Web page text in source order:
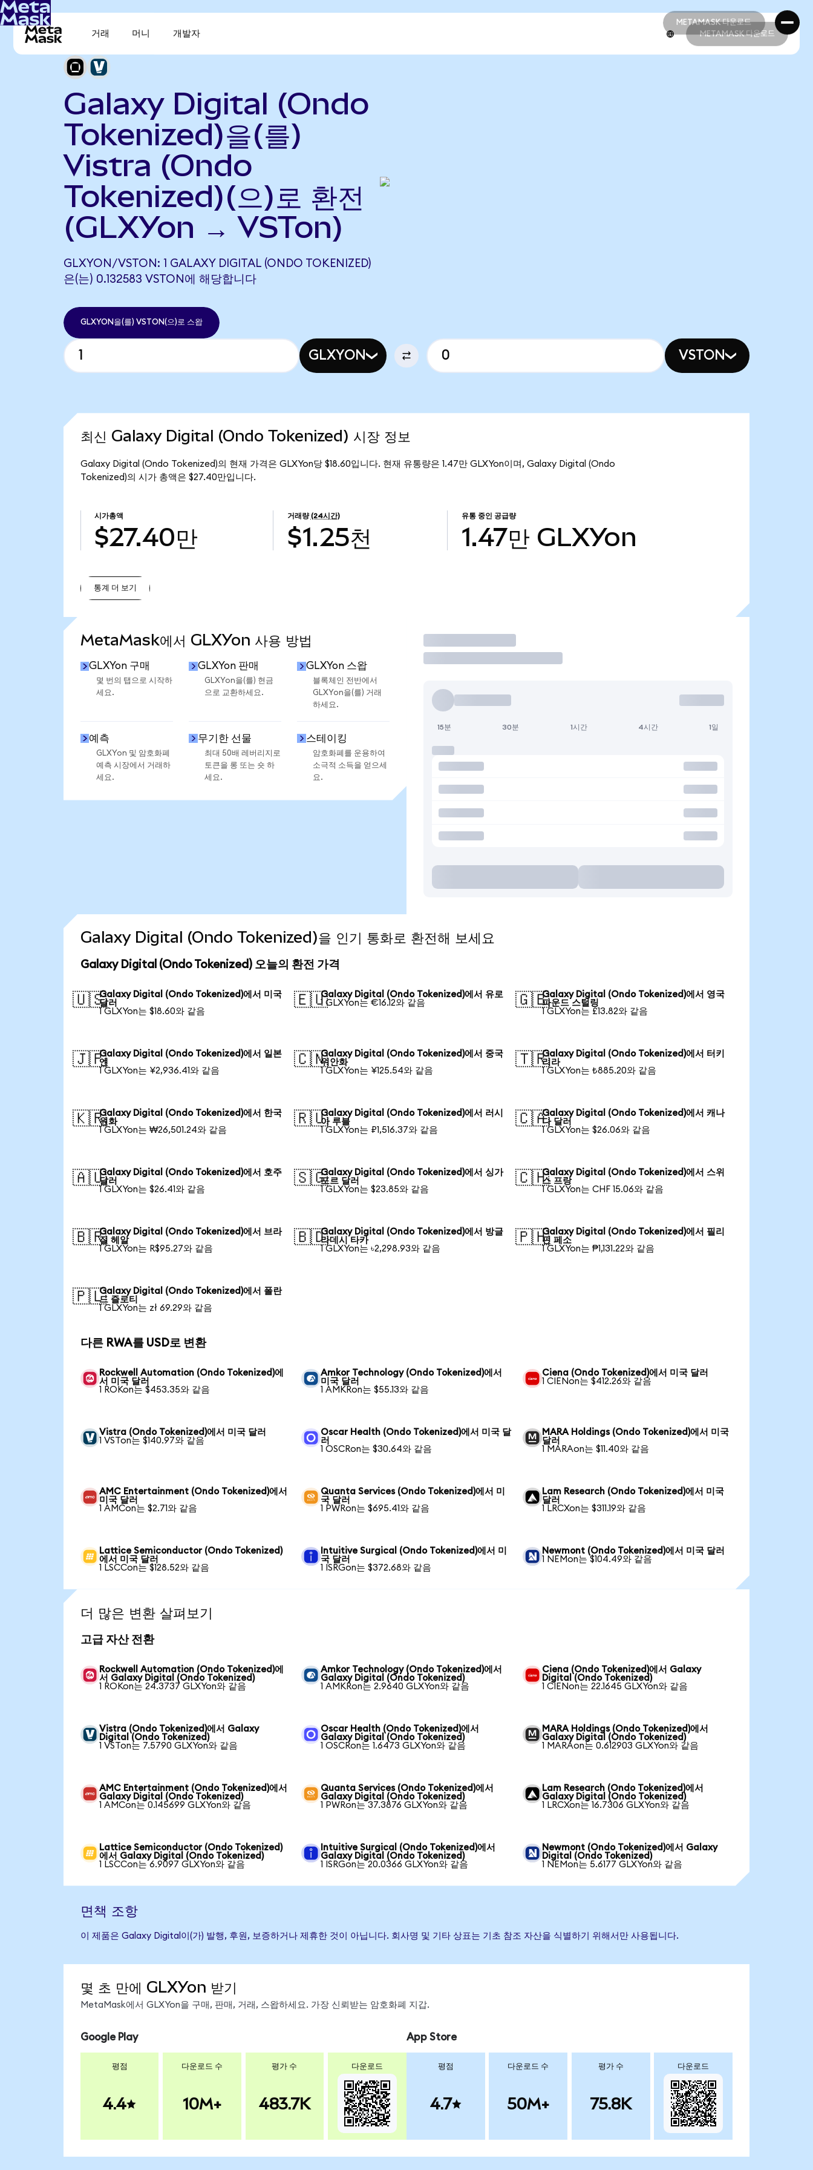
METAMASK 다운로드
METAMASK 다운로드
거래 머니 개발자 METAMASK 다운로드
Galaxy Digital (Ondo
Tokenized)을(를)
Vistra (Ondo
Tokenized)(으)로 환전
(GLXYon → VSTon)
GLXYON/VSTON: 1 GALAXY DIGITAL (ONDO TOKENIZED)
은(는) 0.132583 VSTON에 해당합니다
GLXYON을(를) VSTON(으)로 스왑
GLXYON VSTON
최신 Galaxy Digital (Ondo Tokenized) 시장 정보
Galaxy Digital (Ondo Tokenized)의 현재 가격은 GLXYon당 $18.60입니다. 현재 유통량은 1.47만 GLXYon이며, Galaxy Digital (Ondo
Tokenized)의 시가 총액은 $27.40만입니다.
시가총액
$27.40만
거래량 (24시간)
$1.25천
유통 중인 공급량
1.47만 GLXYon
통계 더 보기
MetaMask에서 GLXYon 사용 방법
GLXYon 구매
몇 번의 탭으로 시작하
세요.
GLXYon 판매
GLXYon을(를) 현금
으로 교환하세요.
GLXYon 스왑
블록체인 전반에서
GLXYon을(를) 거래
하세요.
예측
GLXYon 및 암호화폐
예측 시장에서 거래하
세요.
무기한 선물
최대 50배 레버리지로
토큰을 롱 또는 숏 하
세요.
스테이킹
암호화폐를 운용하여
소극적 소득을 얻으세
요.
거래
15분 30분 1시간 4시간 1일
Galaxy Digital (Ondo Tokenized)을 인기 통화로 환전해 보세요
Galaxy Digital (Ondo Tokenized) 오늘의 환전 가격
🇺🇸Galaxy Digital (Ondo Tokenized)에서 미국
달러
1 GLXYon는 $18.60와 같음
🇪🇺Galaxy Digital (Ondo Tokenized)에서 유로
1 GLXYon는 €16.12와 같음
🇬🇧Galaxy Digital (Ondo Tokenized)에서 영국
파운드 스털링
1 GLXYon는 £13.82와 같음
🇯🇵Galaxy Digital (Ondo Tokenized)에서 일본
엔
1 GLXYon는 ¥2,936.41와 같음
🇨🇳Galaxy Digital (Ondo Tokenized)에서 중국
위안화
1 GLXYon는 ¥125.54와 같음
🇹🇷Galaxy Digital (Ondo Tokenized)에서 터키
리라
1 GLXYon는 ₺885.20와 같음
🇰🇷Galaxy Digital (Ondo Tokenized)에서 한국
원화
1 GLXYon는 ₩26,501.24와 같음
🇷🇺Galaxy Digital (Ondo Tokenized)에서 러시
아 루블
1 GLXYon는 ₽1,516.37와 같음
🇨🇦Galaxy Digital (Ondo Tokenized)에서 캐나
다 달러
1 GLXYon는 $26.06와 같음
🇦🇺Galaxy Digital (Ondo Tokenized)에서 호주
달러
1 GLXYon는 $26.41와 같음
🇸🇬Galaxy Digital (Ondo Tokenized)에서 싱가
포르 달러
1 GLXYon는 $23.85와 같음
🇨🇭Galaxy Digital (Ondo Tokenized)에서 스위
스 프랑
1 GLXYon는 CHF 15.06와 같음
🇧🇷Galaxy Digital (Ondo Tokenized)에서 브라
질 헤알
1 GLXYon는 R$95.27와 같음
🇧🇩Galaxy Digital (Ondo Tokenized)에서 방글
라데시 타카
1 GLXYon는 ৳2,298.93와 같음
🇵🇭Galaxy Digital (Ondo Tokenized)에서 필리
핀 페소
1 GLXYon는 ₱1,131.22와 같음
🇵🇱Galaxy Digital (Ondo Tokenized)에서 폴란
드 즐로티
1 GLXYon는 zł 69.29와 같음
다른 RWA를 USD로 변환
Rockwell Automation (Ondo Tokenized)에
서 미국 달러
1 ROKon는 $453.35와 같음
Amkor Technology (Ondo Tokenized)에서
미국 달러
1 AMKRon는 $55.13와 같음
Ciena (Ondo Tokenized)에서 미국 달러
1 CIENon는 $412.26와 같음
Vistra (Ondo Tokenized)에서 미국 달러
1 VSTon는 $140.97와 같음
Oscar Health (Ondo Tokenized)에서 미국 달
러
1 OSCRon는 $30.64와 같음
MARA Holdings (Ondo Tokenized)에서 미국
달러
1 MARAon는 $11.40와 같음
AMC Entertainment (Ondo Tokenized)에서
미국 달러
1 AMCon는 $2.71와 같음
Quanta Services (Ondo Tokenized)에서 미
국 달러
1 PWRon는 $695.41와 같음
Lam Research (Ondo Tokenized)에서 미국
달러
1 LRCXon는 $311.19와 같음
Lattice Semiconductor (Ondo Tokenized)
에서 미국 달러
1 LSCCon는 $128.52와 같음
Intuitive Surgical (Ondo Tokenized)에서 미
국 달러
1 ISRGon는 $372.68와 같음
Newmont (Ondo Tokenized)에서 미국 달러
1 NEMon는 $104.49와 같음
더 많은 변환 살펴보기
고급 자산 전환
Rockwell Automation (Ondo Tokenized)에
서 Galaxy Digital (Ondo Tokenized)
1 ROKon는 24.3737 GLXYon와 같음
Amkor Technology (Ondo Tokenized)에서
Galaxy Digital (Ondo Tokenized)
1 AMKRon는 2.9640 GLXYon와 같음
Ciena (Ondo Tokenized)에서 Galaxy
Digital (Ondo Tokenized)
1 CIENon는 22.1645 GLXYon와 같음
Vistra (Ondo Tokenized)에서 Galaxy
Digital (Ondo Tokenized)
1 VSTon는 7.5790 GLXYon와 같음
Oscar Health (Ondo Tokenized)에서
Galaxy Digital (Ondo Tokenized)
1 OSCRon는 1.6473 GLXYon와 같음
MARA Holdings (Ondo Tokenized)에서
Galaxy Digital (Ondo Tokenized)
1 MARAon는 0.612903 GLXYon와 같음
AMC Entertainment (Ondo Tokenized)에서
Galaxy Digital (Ondo Tokenized)
1 AMCon는 0.145699 GLXYon와 같음
Quanta Services (Ondo Tokenized)에서
Galaxy Digital (Ondo Tokenized)
1 PWRon는 37.3876 GLXYon와 같음
Lam Research (Ondo Tokenized)에서
Galaxy Digital (Ondo Tokenized)
1 LRCXon는 16.7306 GLXYon와 같음
Lattice Semiconductor (Ondo Tokenized)
에서 Galaxy Digital (Ondo Tokenized)
1 LSCCon는 6.9097 GLXYon와 같음
Intuitive Surgical (Ondo Tokenized)에서
Galaxy Digital (Ondo Tokenized)
1 ISRGon는 20.0366 GLXYon와 같음
Newmont (Ondo Tokenized)에서 Galaxy
Digital (Ondo Tokenized)
1 NEMon는 5.6177 GLXYon와 같음
면책 조항
이 제품은 Galaxy Digital이(가) 발행, 후원, 보증하거나 제휴한 것이 아닙니다. 회사명 및 기타 상표는 기초 참조 자산을 식별하기 위해서만 사용됩니다.
몇 초 만에 GLXYon 받기
MetaMask에서 GLXYon을 구매, 판매, 거래, 스왑하세요. 가장 신뢰받는 암호화폐 지갑.
Google Play
평점
4.4
다운로드 수
10M+
평가 수
483.7K
다운로드
App Store
평점
4.7
다운로드 수
50M+
평가 수
75.8K
다운로드